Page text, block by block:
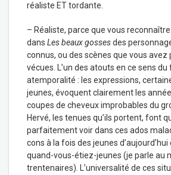
réaliste ET tordante.
– Réaliste, parce que vous
dans Les beaux gossesdes
connus, ou des scènes que vous
vécues. L’un des atouts en ce sens du
atemporalité : les expressions,
jeunes, évoquent clairement les
coupes de cheveux improbables du
Hervé, les tenues qu’ils portent, font
parfaitement voir dans ces ados
cons à la fois des jeunes
quand-vous-étiez-jeunes (je parle au
trentenaires). L’universalité de ces